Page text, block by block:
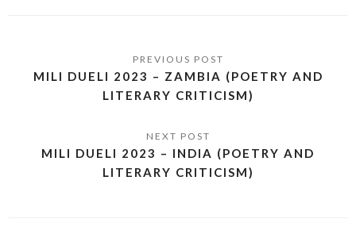
MILI DUELI 2023 – ZAMBIA (POETRY AND
LITERARY CRITICISM)
MILI DUELI 2023 – INDIA (POETRY AND
LITERARY CRITICISM)